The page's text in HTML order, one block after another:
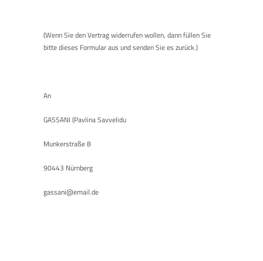
(Wenn Sie den Vertrag widerrufen wollen, dann füllen Sie
bitte dieses Formular aus und senden Sie es zurück.)
An
GASSANI (Pavlina Savvelidu
Munkerstraße 8
90443 Nürnberg
gassani@email.de